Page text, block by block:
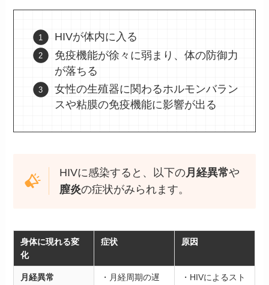
HIVが体内に入る
免疫機能が徐々に弱まり、体の防御力
が落ちる
女性の生殖器に関わるホルモンバラン
スや粘膜の免疫機能に影響が出る
HIVに感染すると、以下の月経異常や
膣炎の症状がみられます。
身体に現れる変
化
症状 原因
月経異常
・月経周期の遅
・HIVによるスト